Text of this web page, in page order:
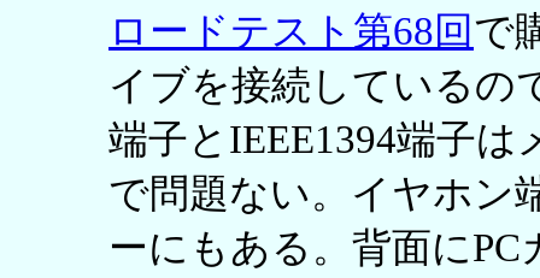
ロードテスト第68回 で
イブを接続しているの
端子とIEEE1394端子
で問題ない。イヤホン
ーにもある。背面に